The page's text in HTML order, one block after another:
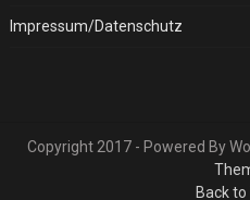
Impressum/Datenschutz
Copyright 2017 - Powered By
Back to